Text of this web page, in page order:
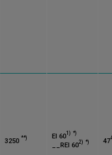
3250 **) EI 601) *)
__REI 602) *) 47